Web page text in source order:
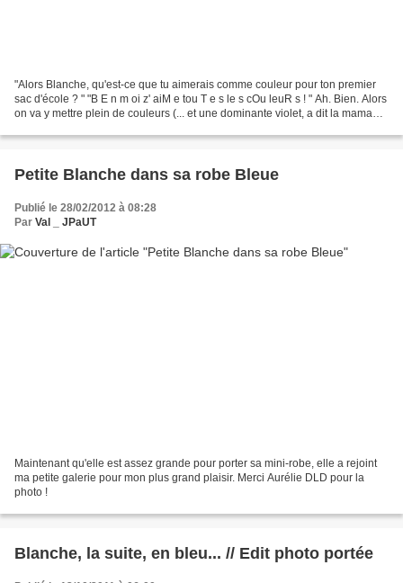
"Alors Blanche, qu'est-ce que tu aimerais comme couleur pour ton premier
sac d'école ? " "B E n m oi z' aiM e tou T e s le s cOu leuR s ! " Ah. Bien. Alors
on va y mettre plein de couleurs (... et une dominante violet, a dit la maman,
Petite Blanche dans sa robe Bleue
Publié le 28/02/2012 à 08:28
Par Val _ JPaUT
Maintenant qu'elle est assez grande pour porter sa mini-robe, elle a rejoint
ma petite galerie pour mon plus grand plaisir. Merci Aurélie DLD pour la
photo !
Blanche, la suite, en bleu... // Edit photo portée